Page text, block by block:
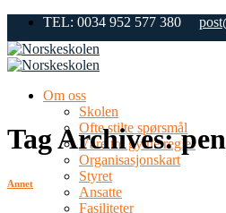
Skip
content
TEL: 0034 952 577 380
Om oss
Skolen
Ofte stilte spørsmål
Våre tre gylne regler
Organisasjonskart
Styret
Ansatte
Fasiliteter
Tag Archives:
Annet